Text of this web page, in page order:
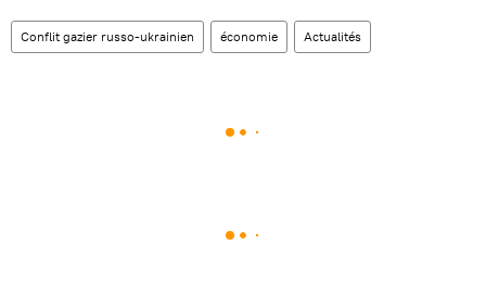
Conflit gazier russo-ukrainien économie Actualités